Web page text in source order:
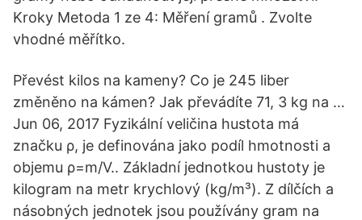
Kroky Metoda 1 ze 4: Měření gramů . Zvolte
vhodné měřítko.
Převést kilos na kameny? Co je 245 liber
změněno na kámen? Jak převádíte 71, 3 kg na …
Jun 06, 2017 Fyzikální veličina hustota má
značku ρ, je definována jako podíl hmotnosti a
objemu ρ=m/V.. Základní jednotkou hustoty je
kilogram na metr krychlový (kg/m³). Z dílčích a
násobných jednotek jsou používány gram na